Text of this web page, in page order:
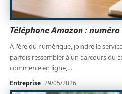
Téléphone Amazon :
À l'ère du numérique, joindre le
parfois ressembler à un parcours du
commerce en ligne,…
Entreprise 29/05/2026